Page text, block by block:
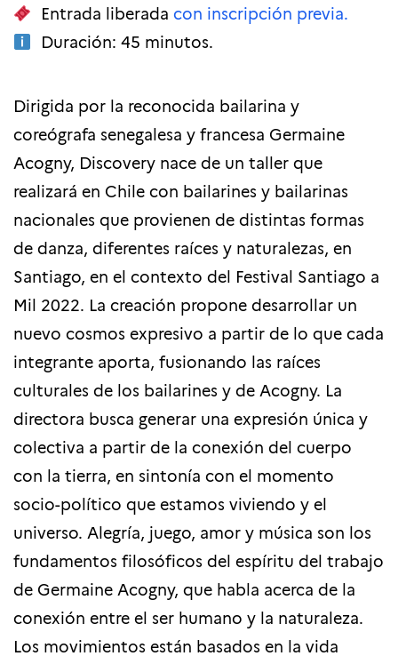
Entrada liberada con inscripción previa.
Duración: 45 minutos.
Dirigida por la reconocida bailarina y
coreógrafa senegalesa y francesa Germaine
Acogny, Discovery nace de un taller que
realizará en Chile con bailarines y bailarinas
nacionales que provienen de distintas formas
de danza, diferentes raíces y naturalezas, en
Santiago, en el contexto del Festival Santiago a
Mil 2022. La creación propone desarrollar un
nuevo cosmos expresivo a partir de lo que cada
integrante aporta, fusionando las raíces
culturales de los bailarines y de Acogny. La
directora busca generar una expresión única y
colectiva a partir de la conexión del cuerpo
con la tierra, en sintonía con el momento
socio-político que estamos viviendo y el
universo. Alegría, juego, amor y música son los
fundamentos filosóficos del espíritu del trabajo
de Germaine Acogny, que habla acerca de la
conexión entre el ser humano y la naturaleza.
Los movimientos están basados en la vida